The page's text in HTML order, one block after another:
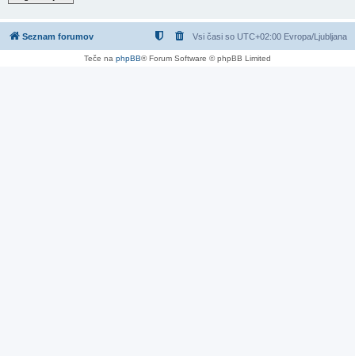
Seznam forumov Vsi časi so UTC+02:00 Evropa/Ljubljana
Teče na phpBB® Forum Software © phpBB Limited